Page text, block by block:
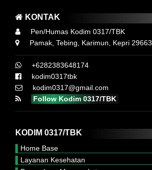
KONTAK
Pen/Humas Kodim 0317/TBK
Pamak, Tebing, Karimun, Kepri 29663
+6282383648174
kodim0317tbk
kodim0317@gmail.com
Follow Kodim 0317/TBK
KODIM 0317/TBK
Home Base
Layanan Kesehatan